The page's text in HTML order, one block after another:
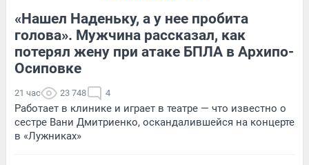
«Нашел Наденьку, а у нее пробита
голова». Мужчина рассказал, как
потерял жену при атаке БПЛА в Архипо-
Осиповке
21 час 23 748 4
Работает в клинике и играет в театре — что известно о
сестре Вани Дмитриенко, оскандалившейся на концерте
в «Лужниках»